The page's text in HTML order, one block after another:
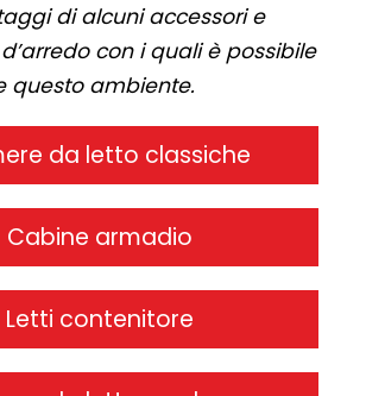
di alcuni accessori e
con i quali è possibile
questo ambiente.
da letto classiche
Cabine armadio
Letti contenitore